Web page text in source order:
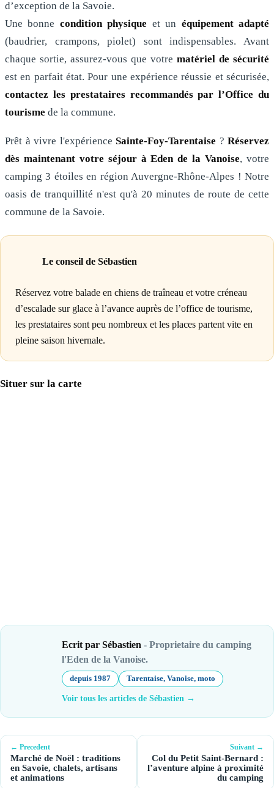
d’exception de la Savoie.
Une bonne condition physique et un équipement adapté
(baudrier, crampons, piolet) sont indispensables. Avant
chaque sortie, assurez-vous que votre matériel de sécurité
est en parfait état. Pour une expérience réussie et sécurisée,
contactez les prestataires recommandés par l’Office du
tourisme de la commune.
Prêt à vivre l'expérience Sainte-Foy-Tarentaise ? Réservez
dès maintenant votre séjour à Eden de la Vanoise, votre
camping 3 étoiles en région Auvergne-Rhône-Alpes ! Notre
oasis de tranquillité n'est qu'à 20 minutes de route de cette
commune de la Savoie.
Le conseil de Sébastien
Réservez votre balade en chiens de traîneau et votre créneau
d’escalade sur glace à l’avance auprès de l’office de tourisme,
les prestataires sont peu nombreux et les places partent vite en
pleine saison hivernale.
Situer sur la carte
Ecrit par Sébastien - Proprietaire du camping
l'Eden de la Vanoise.
depuis 1987 Tarentaise, Vanoise, moto
Voir tous les articles de Sébastien →
← Precedent
Marché de Noël : traditions
en Savoie, chalets, artisans
et animations
Suivant →
Col du Petit Saint-Bernard :
l’aventure alpine à proximité
du camping